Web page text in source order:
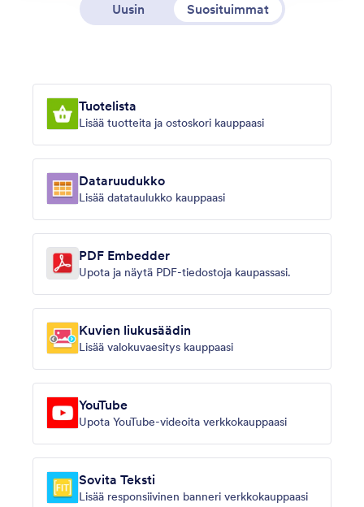
Uusin Suosituimmat
Tuotelista
Lisää tuotteita ja ostoskori kauppaasi
Dataruudukko
Lisää datataulukko kauppaasi
PDF Embedder
Upota ja näytä PDF-tiedostoja kaupassasi.
Kuvien liukusäädin
Lisää valokuvaesitys kauppaasi
YouTube
Upota YouTube-videoita verkkokauppaasi
Sovita Teksti
Lisää responsiivinen banneri verkkokauppaasi